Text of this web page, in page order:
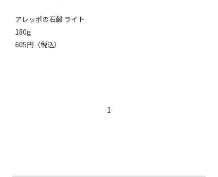
アレッポの石鹸 ライト
180g
605円（税込）
1